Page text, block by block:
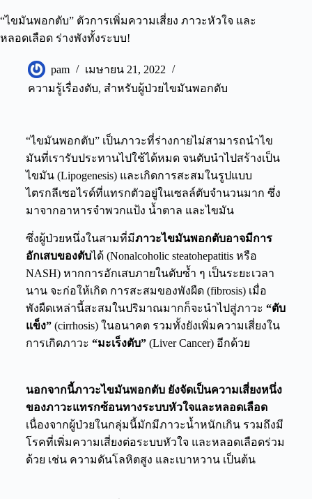
“ไขมันพอกตับ” ตัวการเพิ่มความเสี่ยง ภาวะหัวใจ และ
หลอดเลือด ร่างพังทั้งระบบ!
pam
เมษายน 21, 2022
ความรู้เรื่องตับ, สำหรับผู้ป่วยไขมันพอกตับ
“ไขมันพอกตับ” เป็นภาวะที่ร่างกายไม่สามารถนำไข
มันที่เรารับประทานไปใช้ได้หมด จนตับนำไปสร้างเป็น
ไขมัน (Lipogenesis) และเกิดการสะสมในรูปแบบ
ไตรกลีเซอไรด์ที่แทรกตัวอยู่ในเซลล์ตับจำนวนมาก ซึ่ง
มาจากอาหารจำพวกแป้ง น้ำตาล และไขมัน
ซึ่งผู้ป่วยหนึ่งในสามที่มีภาวะไขมันพอกตับอาจมีการ
อักเสบของตับได้ (Nonalcoholic steatohepatitis หรือ
NASH) หากการอักเสบภายในตับซ้ำ ๆ เป็นระยะเวลา
นาน จะก่อให้เกิด การสะสมของพังผืด (fibrosis) เมื่อ
พังผืดเหล่านี้สะสมในปริมาณมากก็จะนำไปสู่ภาวะ “ตับ
แข็ง”(cirrhosis) ในอนาคต รวมทั้งยังเพิ่มความเสี่ยงใน
การเกิดภาวะ “มะเร็งตับ”(Liver Cancer) อีกด้วย
นอกจากนี้ภาวะไขมันพอกตับ ยังจัดเป็นความเสี่ยงหนึ่ง
ของภาวะแทรกซ้อนทางระบบหัวใจและหลอดเลือด
เนื่องจากผู้ป่วยในกลุ่มนี้มักมีภาวะน้ำหนักเกิน รวมถึงมี
โรคที่เพิ่มความเสี่ยงต่อระบบหัวใจ และหลอดเลือดร่วม
ด้วย เช่น ความดันโลหิตสูง และเบาหวาน เป็นต้น